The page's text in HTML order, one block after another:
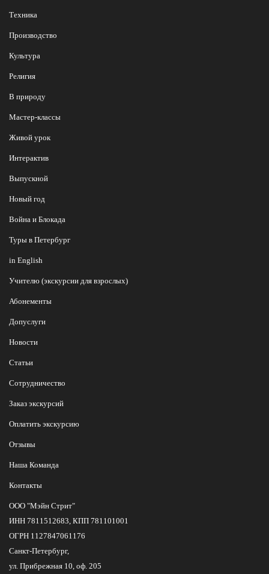
Техника
Производство
Культура
Религия
В природу
Мастер-классы
Живой урок
Интерактив
Выпускной
Новый год
Война и Блокада
Туры в Петербург
in English
Учителю (экскурсии для взрослых)
Абонементы
Допуслуги
Новости
Статьи
Сотрудничество
Заказ экскурсий
Оплатить экскурсию
Отзывы
Наша Команда
Контакты
ООО "Мэйн Стрит"
ИНН 7811512683, КПП 781101001
ОГРН 1127847061176
Санкт-Петербург,
ул. Прибрежная 10, оф. 205